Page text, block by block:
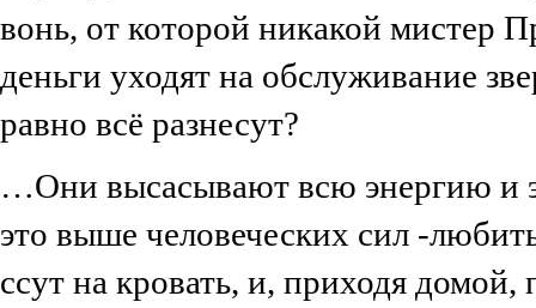
вонь, от которой никакой мистер
деньги уходят на обслуживание
равно всё разнесут?
…Они высасывают всю энергию и
это выше человеческих сил -
ссут на кровать, и, приходя